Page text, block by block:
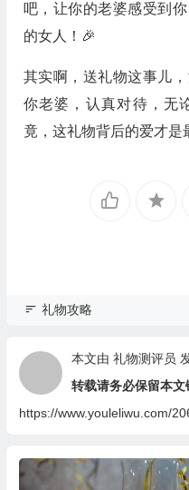
吧，让你的老婆感受到
的女人！🎉
其实啊，送礼物这事儿
你老婆，认真对待，无
竟，这礼物背后的爱才是
礼物攻略
本文由 礼物测评员
转载请务必保留本文
https://www.youleliwu.com/